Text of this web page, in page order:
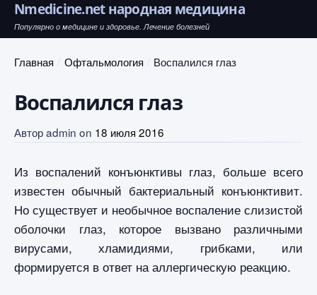
Nmedicine.net народная медицина
Популярно о медицине и здоровье. Лечение болезней
Главная Офтальмология Воспалился глаз
Воспалился глаз
Авторadmin on 18 июля 2016
Из воспалений конъюнктивы глаз, больше всего
известен обычный бактериальный конъюнктивит.
Но существует и необычное воспаление слизистой
оболочки глаз, которое вызвано различными
вирусами, хламидиями, грибками, или
формируется в ответ на аллергическую реакцию.